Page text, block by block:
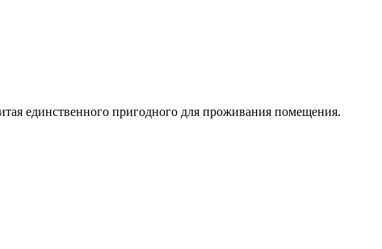
единственного пригодного для проживания помещения.